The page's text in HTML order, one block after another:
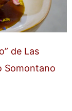
de Las
Somontano